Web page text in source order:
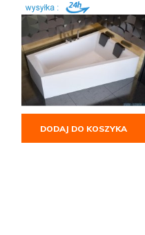
DODAJ DO KOSZYKA